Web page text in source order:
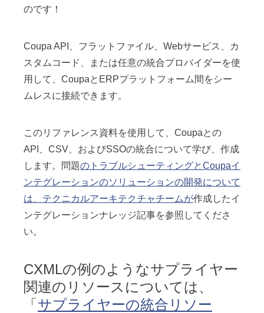
のです！
Coupa API、フラットファイル、Webサービス、カ
スタムコード、または任意の統合プロバイダーを使
用して、CoupaとERPプラットフォーム間をシー
ムレスに接続できます。
このリファレンス資料を使用して、Coupaとの
API、CSV、およびSSOの統合について学び、作成
します。問題のトラブルシューティングとCoupaイ
ンテグレーションのソリューションの開発について
は、テクニカルアーキテクチャチームが作成したイ
ンテグレーションナレッジ記事を参照してくださ
い。
CXMLの例のようなサプライヤー
関連のリソースについては、
「 サプライヤーの統合リソー